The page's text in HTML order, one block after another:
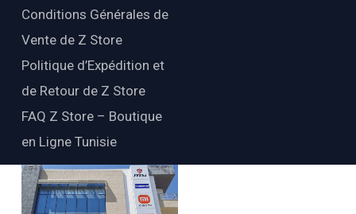
Conditions Générales de
Vente de Z Store
Politique d’Expédition et
de Retour de Z Store
FAQ Z Store – Boutique
en Ligne Tunisie